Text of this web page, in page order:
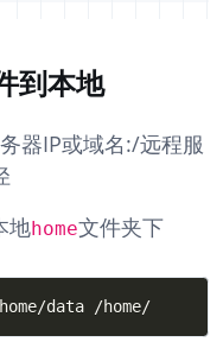
到本地
器IP或域名:/远程服
地home文件夹下
data /home/